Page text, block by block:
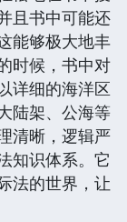
且书中可能还
能够极大地丰
时候，书中对
详细的海洋区
陆架、公海等
清晰，逻辑严
知识体系。它
法的世界，让